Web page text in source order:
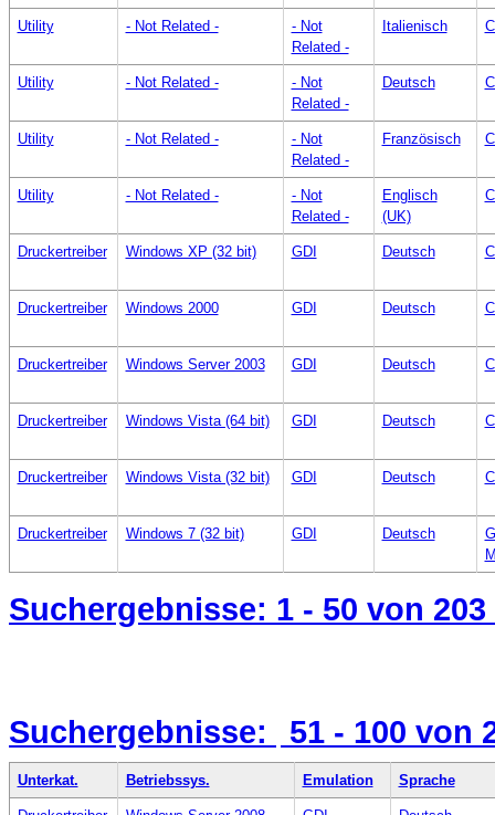
Utility - Not Related -
- Not
Related -
Italienisch
Utility - Not Related -
- Not
Related -
Deutsch
Utility - Not Related -
- Not
Related -
Französisch
Utility - Not Related -
- Not
Related -
Englisch
(UK)
Druckertreiber Windows XP (32 bit) GDI Deutsch
Druckertreiber Windows 2000 GDI Deutsch
Druckertreiber Windows Server 2003 GDI Deutsch
Druckertreiber Windows Vista (64 bit) GDI Deutsch
Druckertreiber Windows Vista (32 bit) GDI Deutsch
Druckertreiber Windows 7 (32 bit) GDI Deutsch
Suchergebnisse: 1 - 50 von 203
Suchergebnisse: 51 - 100 von
Unterkat. Betriebssys. Emulation Sprache